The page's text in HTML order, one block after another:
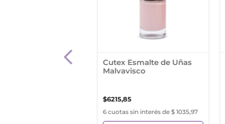
Cutex Esmalte de Uñas
Malvavisco
$6215,85
6 cuotas sin interés de $ 1035,97